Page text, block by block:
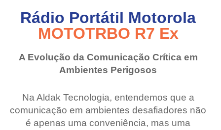
Rádio Portátil Motorola
MOTOTRBO R7 Ex
A Evolução da Comunicação Crítica em
Ambientes Perigosos
Na Aldak Tecnologia, entendemos que a
comunicação em ambientes desafiadores não
é apenas uma conveniência, mas uma